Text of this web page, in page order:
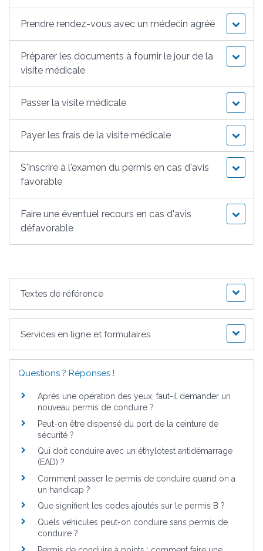
Prendre rendez-vous avec un médecin agréé
Préparer les documents à fournir le jour de la
visite médicale
Passer la visite médicale
Payer les frais de la visite médicale
S'inscrire à l'examen du permis en cas d'avis
favorable
Faire une éventuel recours en cas d'avis
défavorable
Textes de référence
Services en ligne et formulaires
Questions ? Réponses !
Après une opération des yeux, faut-il demander un
nouveau permis de conduire ?
Peut-on être dispensé du port de la ceinture de
sécurité ?
Qui doit conduire avec un éthylotest antidémarrage
(EAD) ?
Comment passer le permis de conduire quand on a
un handicap ?
Que signifient les codes ajoutés sur le permis B ?
Quels véhicules peut-on conduire sans permis de
conduire ?